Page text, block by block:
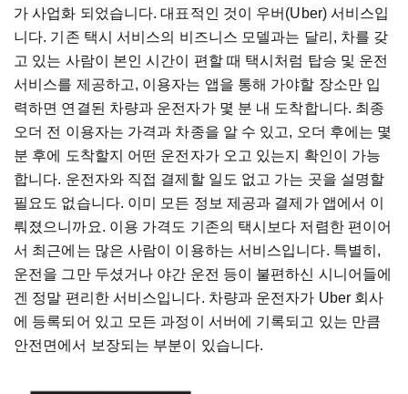
가 사업화 되었습니다. 대표적인 것이 우버(Uber) 서비스입
니다. 기존 택시 서비스의 비즈니스 모델과는 달리, 차를 갖
고 있는 사람이 본인 시간이 편할 때 택시처럼 탑승 및 운전
서비스를 제공하고, 이용자는 앱을 통해 가야할 장소만 입
력하면 연결된 차량과 운전자가 몇 분 내 도착합니다. 최종
오더 전 이용자는 가격과 차종을 알 수 있고, 오더 후에는 몇
분 후에 도착할지 어떤 운전자가 오고 있는지 확인이 가능
합니다. 운전자와 직접 결제할 일도 없고 가는 곳을 설명할
필요도 없습니다. 이미 모든 정보 제공과 결제가 앱에서 이
뤄졌으니까요. 이용 가격도 기존의 택시보다 저렴한 편이어
서 최근에는 많은 사람이 이용하는 서비스입니다. 특별히,
운전을 그만 두셨거나 야간 운전 등이 불편하신 시니어들에
겐 정말 편리한 서비스입니다. 차량과 운전자가 Uber 회사
에 등록되어 있고 모든 과정이 서버에 기록되고 있는 만큼
안전면에서 보장되는 부분이 있습니다.